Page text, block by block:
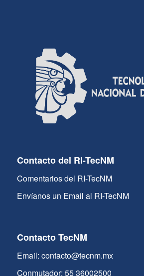
Contacto del RI-TecNM
Comentarios del RI-TecNM
Envíanos un Email al RI-TecNM
Contacto TecNM
Email: contacto@tecnm.mx
Conmutador: 55 36002500